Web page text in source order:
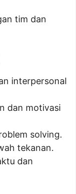
tim dan
interpersonal
dan motivasi
solving.
tekanan.
dan